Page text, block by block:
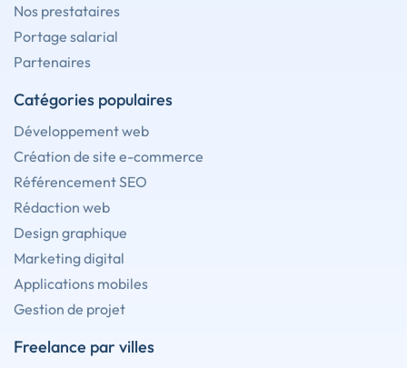
Nos prestataires
Portage salarial
Partenaires
Catégories populaires
Développement web
Création de site e-commerce
Référencement SEO
Rédaction web
Design graphique
Marketing digital
Applications mobiles
Gestion de projet
Freelance par villes